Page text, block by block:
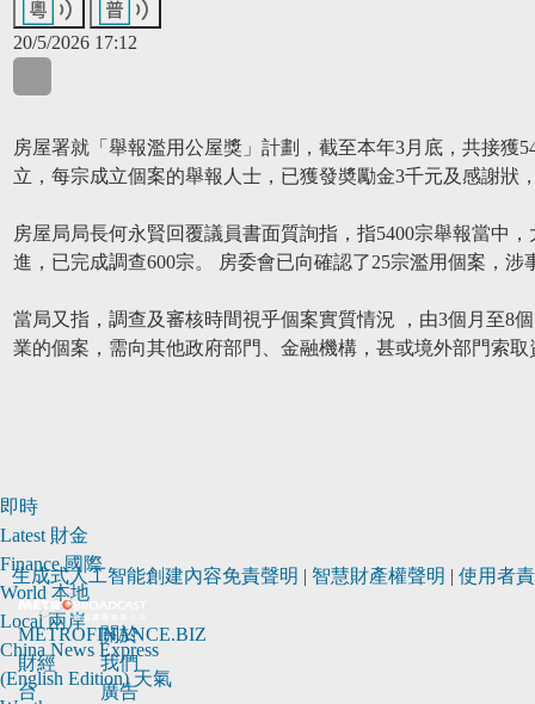
即時
Latest 財金
Finance 國際
World 本地
Local 兩岸
China News Express
(English Edition) 天氣
20/5/2026 17:12
房屋署就「舉報濫用公屋獎」計劃，截至本年3月底，共接獲
立，每宗成立個案的舉報人士，已獲發奬勵金3千元及感謝狀
房屋局局長何永賢回覆議員書面質詢指，指5400宗舉報當中
進，已完成調查600宗。 房委會已向確認了25宗濫用個案，
當局又指，調查及審核時間視乎個案實質情況 ，由3個月至8
業的個案，需向其他政府部門、金融機構，甚或境外部門索
生成式人工智能創建內容免責聲明 | 智慧財產權聲明 | 使用者
METROFINANCE.BIZ
財經
台
關於
我們
廣告